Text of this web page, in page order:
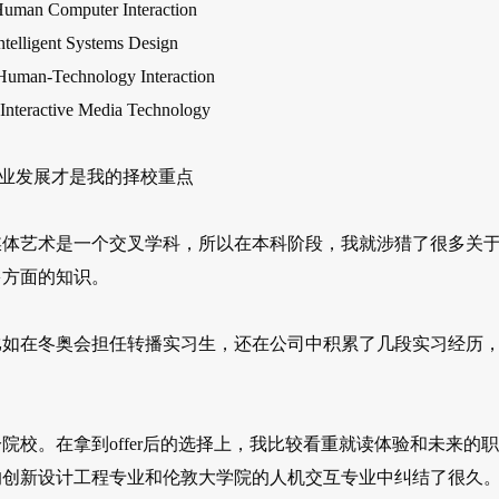
Computer Interaction
Systems Design
Technology Interaction
Media Technology
发展才是我的择校重点
艺术是一个交叉学科，所以在本科阶段，我就涉猎了很多关
面的知识。
在冬奥会担任转播实习生，还在公司中积累了几段实习经历，
校。在拿到offer后的选择上，我比较看重就读体验和未来的职
新设计工程专业和伦敦大学院的人机交互专业中纠结了很久。